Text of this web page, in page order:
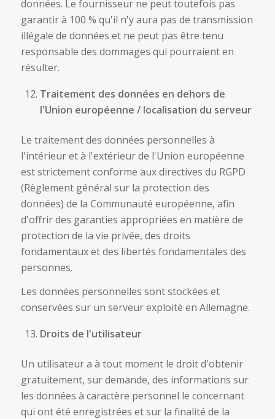
données. Le fournisseur ne peut toutefois pas
garantir à 100 % qu'il n'y aura pas de transmission
illégale de données et ne peut pas être tenu
responsable des dommages qui pourraient en
résulter.
Traitement des données en dehors de
l'Union européenne / localisation du serveur
Le traitement des données personnelles à
l'intérieur et à l'extérieur de l'Union européenne
est strictement conforme aux directives du RGPD
(Règlement général sur la protection des
données) de la Communauté européenne, afin
d'offrir des garanties appropriées en matière de
protection de la vie privée, des droits
fondamentaux et des libertés fondamentales des
personnes.
Les données personnelles sont stockées et
conservées sur un serveur exploité en Allemagne.
Droits de l'utilisateur
Un utilisateur a à tout moment le droit d'obtenir
gratuitement, sur demande, des informations sur
les données à caractère personnel le concernant
qui ont été enregistrées et sur la finalité de la